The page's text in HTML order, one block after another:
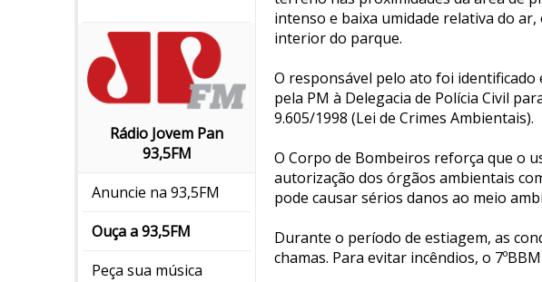
Rádio Jovem Pan
93,5FM
Anuncie na 93,5FM
Ouça a 93,5FM
Peça sua música
intenso e baixa umidade relativa do
interior do parque.
O responsável pelo ato foi
pela PM à Delegacia de Polícia Civil
9.605/1998 (Lei de Crimes Ambientais).
O Corpo de Bombeiros reforça que o
autorização dos órgãos ambientais
pode causar sérios danos ao meio
Durante o período de estiagem, as
chamas. Para evitar incêndios, o